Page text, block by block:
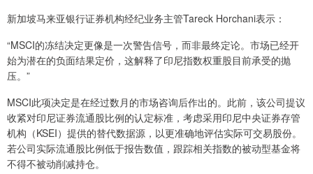
新加坡马来亚银行证券机构经纪业务主管Tareck Horchani表示：
“MSCI的冻结决定更像是一次警告信号，而非最终定论。市场已经开
始为潜在的负面结果定价，这解释了印尼指数权重股目前承受的抛
压。”
MSCI此项决定是在经过数月的市场咨询后作出的。此前，该公司提议
收紧对印尼证券流通股比例的认定标准，考虑采用印尼中央证券存管
机构（KSEI）提供的替代数据源，以更准确地评估实际可交易股份。
若公司实际流通股比例低于报告数值，跟踪相关指数的被动型基金将
不得不被动削减持仓。